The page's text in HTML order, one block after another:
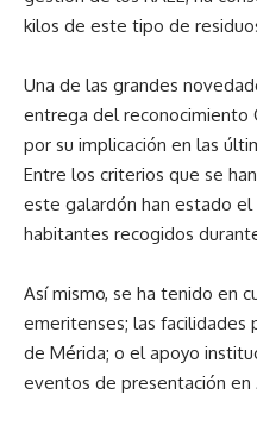
kilos de este tipo de
Una de las grandes
entrega del reconocimiento
por su implicación en las
Entre los criterios que se
este galardón han estado el
habitantes recogidos
Así mismo, se ha tenido en
emeritenses; las
de Mérida; o el apoyo
eventos de presentación en